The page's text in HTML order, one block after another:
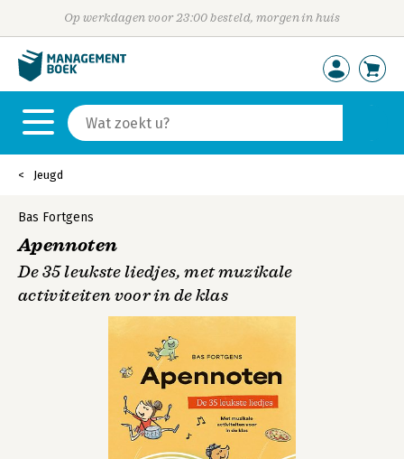
Op werkdagen voor 23:00 besteld, morgen in huis
Jeugd
Bas Fortgens
Apennoten
De 35 leukste liedjes, met muzikale
activiteiten voor in de klas